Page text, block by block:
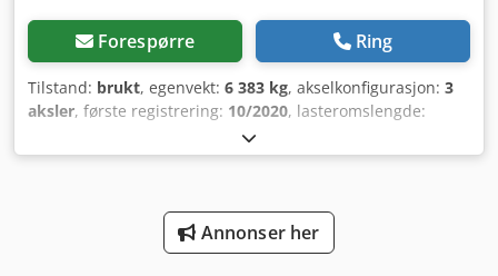
Forespørre Ring
Tilstand: brukt, egenvekt: 6 383 kg, akselkonfigurasjon: 3
aksler, første registrering: 10/2020, lasteromslengde:
, lasteplassbredde:
2 780 mm, lasteromsvolum:93 m³, fjæring:luft,
Annonser her